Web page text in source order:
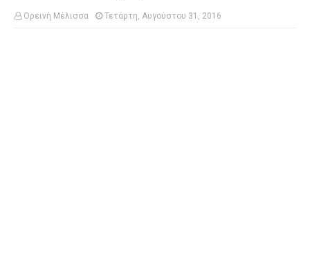
Ορεινή Μέλισσα Τετάρτη, Αυγούστου 31, 2016